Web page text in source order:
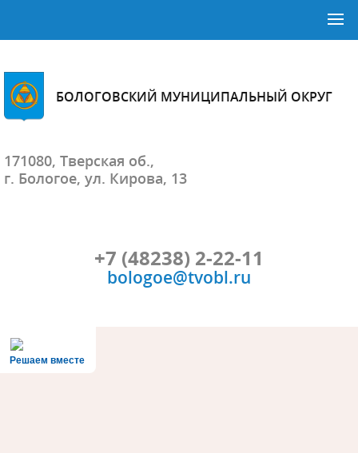
БОЛОГОВСКИЙ МУНИЦИПАЛЬНЫЙ ОКРУГ
171080, Тверская об.,
г. Бологое, ул. Кирова, 13
+7 (48238) 2-22-11
bologoe@tvobl.ru
Решаем вместе